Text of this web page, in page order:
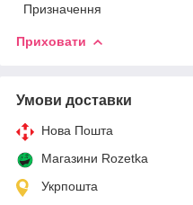
Призначення
Приховати
Умови доставки
Нова Пошта
Магазини Rozetka
Укрпошта